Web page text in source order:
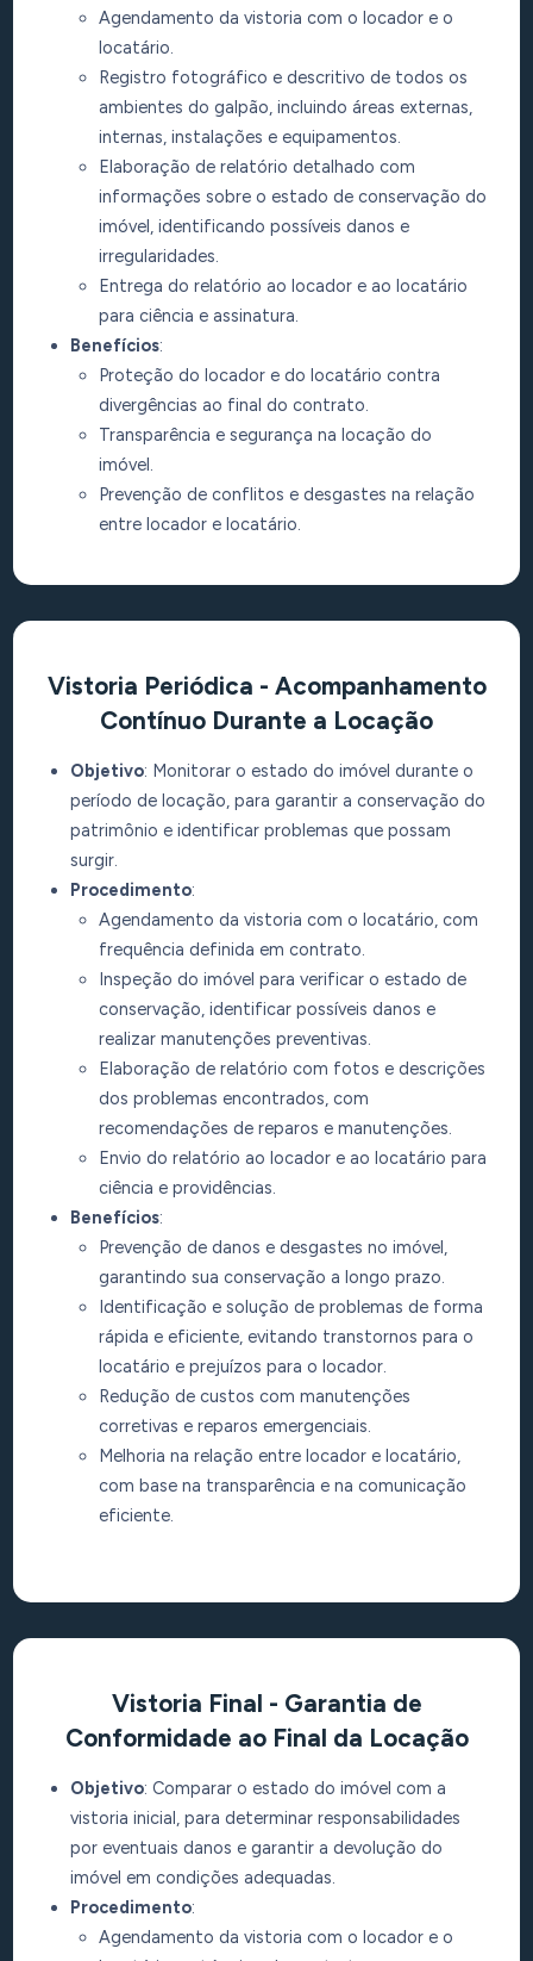
Agendamento da vistoria com o locador e o
locatário.
Registro fotográfico e descritivo de todos os
ambientes do galpão, incluindo áreas externas,
internas, instalações e equipamentos.
Elaboração de relatório detalhado com
informações sobre o estado de conservação do
imóvel, identificando possíveis danos e
irregularidades.
Entrega do relatório ao locador e ao locatário
para ciência e assinatura.
Benefícios:
Proteção do locador e do locatário contra
divergências ao final do contrato.
Transparência e segurança na locação do
imóvel.
Prevenção de conflitos e desgastes na relação
entre locador e locatário.
Vistoria Periódica - Acompanhamento
Contínuo Durante a Locação
Objetivo: Monitorar o estado do imóvel durante o
período de locação, para garantir a conservação do
patrimônio e identificar problemas que possam
surgir.
Procedimento:
Agendamento da vistoria com o locatário, com
frequência definida em contrato.
Inspeção do imóvel para verificar o estado de
conservação, identificar possíveis danos e
realizar manutenções preventivas.
Elaboração de relatório com fotos e descrições
dos problemas encontrados, com
recomendações de reparos e manutenções.
Envio do relatório ao locador e ao locatário para
ciência e providências.
Benefícios:
Prevenção de danos e desgastes no imóvel,
garantindo sua conservação a longo prazo.
Identificação e solução de problemas de forma
rápida e eficiente, evitando transtornos para o
locatário e prejuízos para o locador.
Redução de custos com manutenções
corretivas e reparos emergenciais.
Melhoria na relação entre locador e locatário,
com base na transparência e na comunicação
eficiente.
Vistoria Final - Garantia de
Conformidade ao Final da Locação
Objetivo: Comparar o estado do imóvel com a
vistoria inicial, para determinar responsabilidades
por eventuais danos e garantir a devolução do
imóvel em condições adequadas.
Procedimento:
Agendamento da vistoria com o locador e o